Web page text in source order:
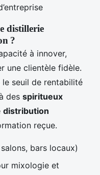
distillerie
?
à innover,
une clientèle fidèle.
seuil de rentabilité
des spiritueux
distribution
reçue.
bars locaux)
mixologie et